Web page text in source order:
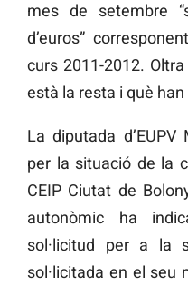
mes de setembre
d’euros”
curs 2011-2012.
està la resta i què
La diputada
per la situació de la
CEIP Ciutat de
autonòmic ha
sol·licitud per a la
sol·licitada en el seu